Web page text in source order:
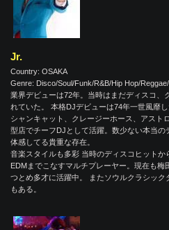
Jr.
Country: OSAKA
Genre: Disco/Soul/Funk/R&B/Hip Hop/
業界デビューは72年。当時はまだディスコ、
れていた。 本格DJデビューは74年一世風靡
シャンキャット、クレージーホース、アスト
型店でチーフDJとして活躍。数少ない本当
体感してる貴重な存在。
音楽スタイルも多彩 当時のディスコヒット
EDMまでこなすマルチプレーヤー。現在も梅
つとめ多才に活躍中。 またソウルクラシッ
もある。